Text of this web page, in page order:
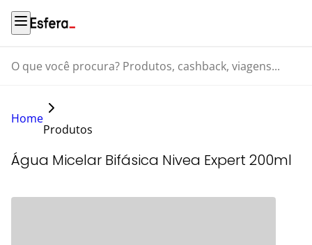
O que você procura? Produtos, cashback, viagens...
Home
Produtos
Água Micelar Bifásica Nivea Expert 200ml